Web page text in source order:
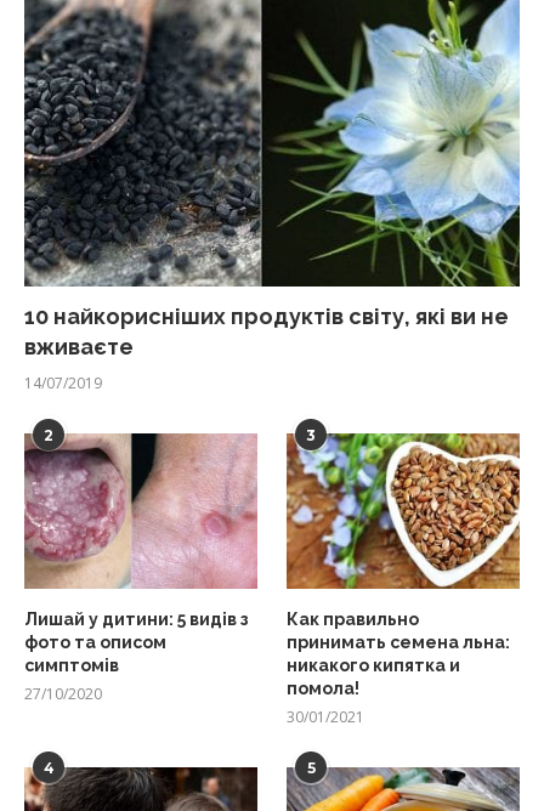
10 найкорисніших продуктів світу, які ви не
вживаєте
14/07/2019
2
Лишай у дитини: 5 видів з
фото та описом
симптомів
27/10/2020
3
Как правильно
принимать семена льна:
никакого кипятка и
помола!
30/01/2021
4 5